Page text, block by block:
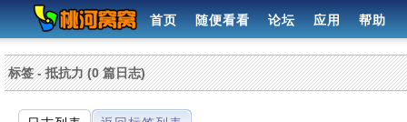
首页 随便看看 论坛 应用 帮助
标签 - 抵抗力 (0 篇日志)